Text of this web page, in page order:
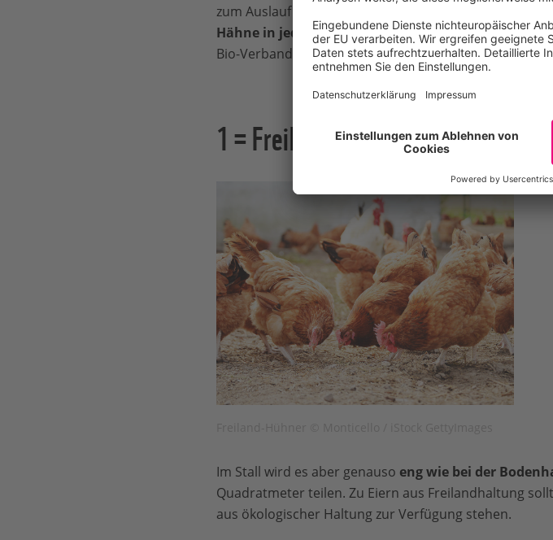
zum Auslauf und Scharren bekommen. Einige
Hähne in jeder Hennenherde. Wer es genau wissen
Bio-Verband.
1 = Freilandhaltung: die
Im Stall wird es aber genauso eng wie bei der
Quadratmeter teilen. Zu Eiern aus Freilandhaltung
aus ökologischer Haltung zur Verfügung stehen.